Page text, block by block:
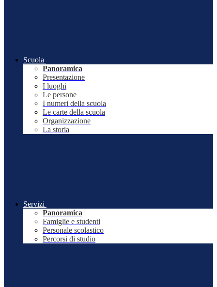
Scuola
Panoramica
Presentazione
I luoghi
Le persone
I numeri della scuola
Le carte della scuola
Organizzazione
La storia
Servizi
Panoramica
Famiglie e studenti
Personale scolastico
Percorsi di studio